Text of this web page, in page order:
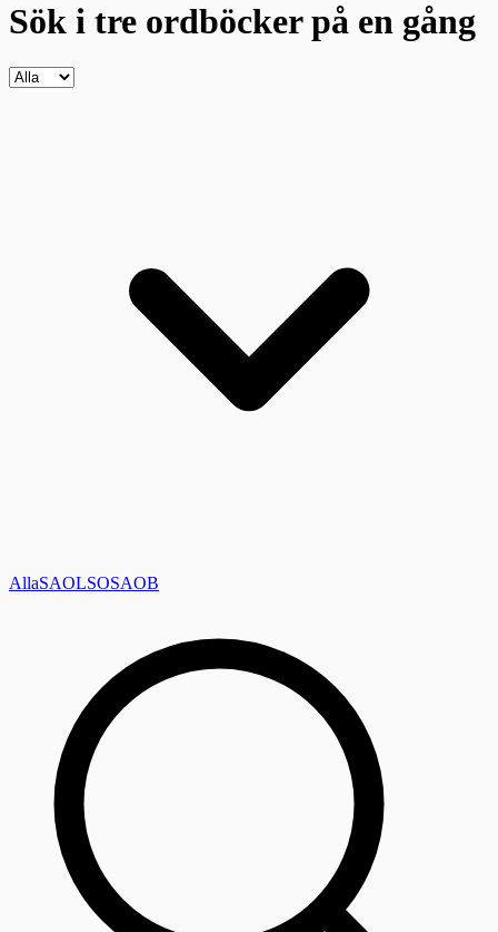
Sök i tre ordböckerpå en gång
AllaSAOLSOSAOB